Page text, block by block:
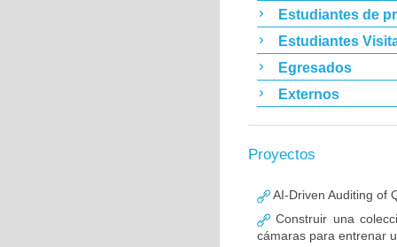
Estudiantes de
Estudiantes
Egresados
Externos
Proyectos
AI-Driven Auditing of
Construir una
cámaras para entrenar